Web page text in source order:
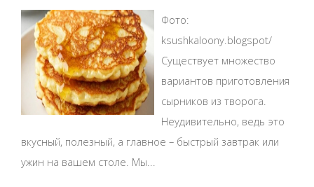
Фото:
ksushkaloony.blogspot/
Существует множество
вариантов приготовления
сырников из творога.
Неудивительно, ведь это
вкусный, полезный, а главное – быстрый завтрак или
ужин на вашем столе. Мы...